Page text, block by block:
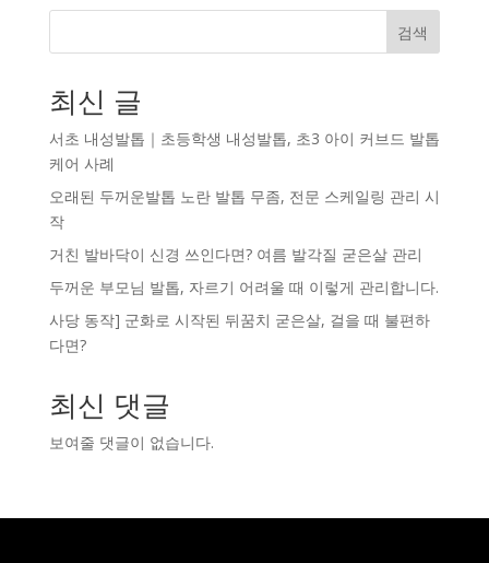
검색
최신 글
서초 내성발톱｜초등학생 내성발톱, 초3 아이 커브드 발톱
케어 사례
오래된 두꺼운발톱 노란 발톱 무좀, 전문 스케일링 관리 시
작
거친 발바닥이 신경 쓰인다면? 여름 발각질 굳은살 관리
두꺼운 부모님 발톱, 자르기 어려울 때 이렇게 관리합니다.
사당 동작] 군화로 시작된 뒤꿈치 굳은살, 걸을 때 불편하
다면?
최신 댓글
보여줄 댓글이 없습니다.